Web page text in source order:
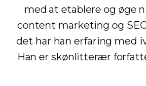
med at etablere og øge
content marketing og
det har han erfaring med
Han er skønlitterær